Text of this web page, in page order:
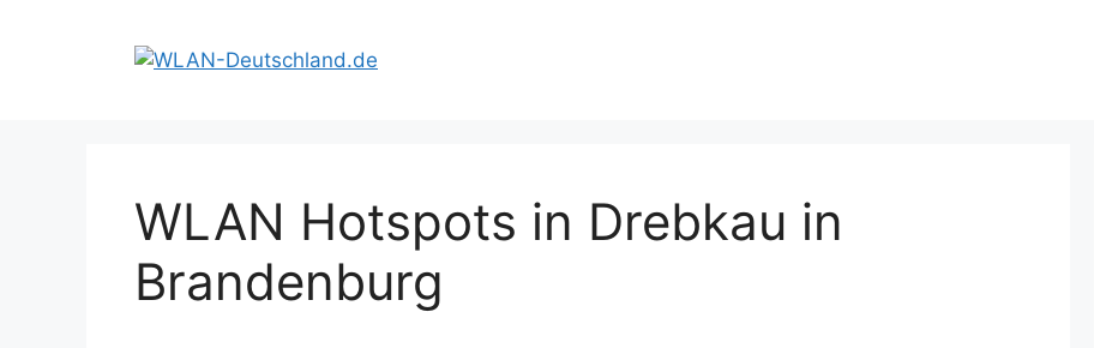
WLAN Hotspots in Drebkau in
Brandenburg